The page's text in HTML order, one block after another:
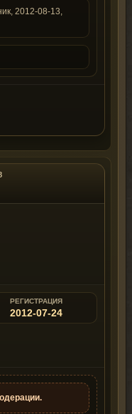
2012-08-13,
РЕГИСТРАЦИЯ
2012-07-24